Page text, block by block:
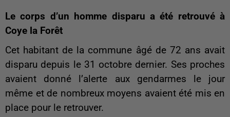
Le corps d’un homme disparu a été retrouvé à
Coye la Forêt
Cet habitant de la commune âgé de 72 ans avait
disparu depuis le 31 octobre dernier. Ses proches
avaient donné l’alerte aux gendarmes le jour
même et de nombreux moyens avaient été mis en
place pour le retrouver.